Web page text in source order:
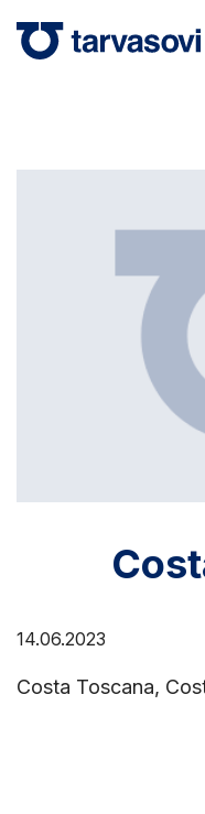
14.06.2023
Costa Toscana,